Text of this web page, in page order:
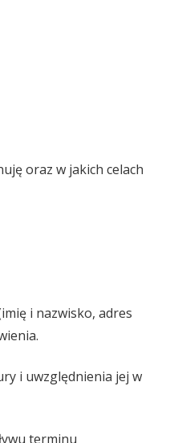
oraz w jakich celach
i nazwisko, adres
i uwzględnienia jej w
terminu